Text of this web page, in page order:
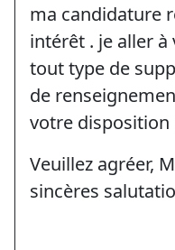
ma candidature
intérêt . je aller
tout type de
de
votre
Veuillez agréer,
sincères